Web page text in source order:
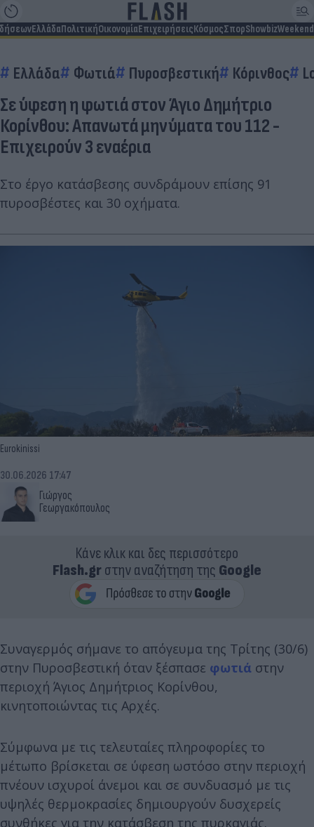
ΕλλάδαΠολιτικήΟικονομίαΕπιχειρήσειςΚόσμοςΣπορShowbizWeekend
Ελλάδα Φωτιά Πυροσβεστική Κόρινθος
Σε ύφεση η φωτιά στον Άγιο Δημήτριο
Κορίνθου: Απανωτά μηνύματα του 112 -
Επιχειρούν 3 εναέρια
Στο έργο κατάσβεσης συνδράμουν επίσης 91
πυροσβέστες και 30 οχήματα.
Eurokinissi
Γιώργος
Γεωργακόπουλος
30.06.2026 17:47
Κάνε κλικ και δες περισσότερο
Flash.grστην αναζήτηση της Google
Συναγερμός σήμανε το απόγευμα της Τρίτης (30/6)
στην Πυροσβεστική όταν ξέσπασε φωτιά στην
περιοχή Άγιος Δημήτριος Κορίνθου,
κινητοποιώντας τις Αρχές.
Σύμφωνα με τις τελευταίες πληροφορίες το
μέτωπο βρίσκεται σε ύφεση ωστόσο στην περιοχή
πνέουν ισχυροί άνεμοι και σε συνδυασμό με τις
υψηλές θερμοκρασίες δημιουργούν δυσχερείς
συνθήκες για την κατάσβεση της πυρκαγιάς.